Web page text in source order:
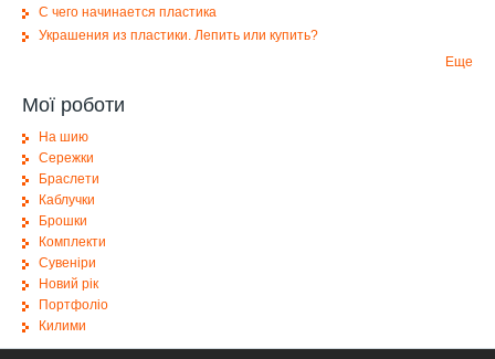
С чего начинается пластика
Украшения из пластики. Лепить или купить?
Еще
Мої роботи
На шию
Сережки
Браслети
Каблучки
Брошки
Комплекти
Сувеніри
Новий рік
Портфоліо
Килими